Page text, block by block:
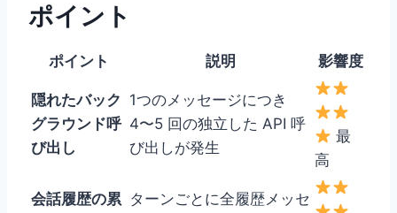
ポイント
ポイント 説明 影響度
隠れたバック
グラウンド呼
び出し
1つのメッセージにつき
4〜5 回の独立した API 呼
び出しが発生
最
高
会話履歴の累 ターンごとに全履歴メッセ